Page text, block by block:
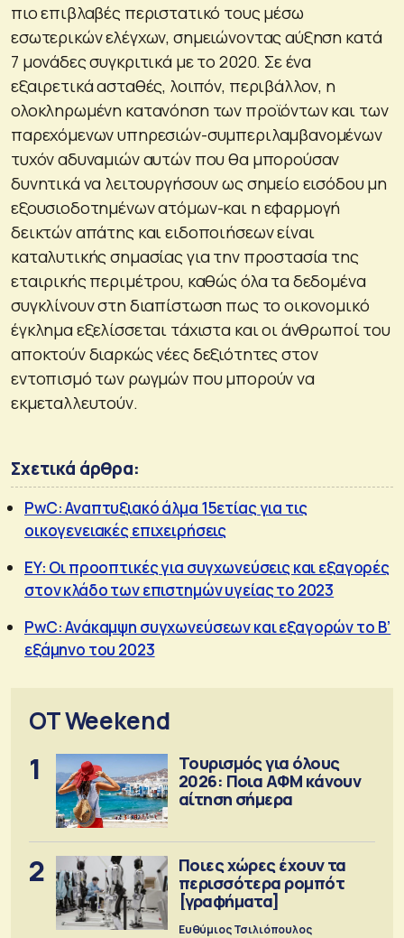
πιο επιβλαβές περιστατικό τους μέσω
εσωτερικών ελέγχων, σημειώνοντας αύξηση κατά
7 μονάδες συγκριτικά με το 2020. Σε ένα
εξαιρετικά ασταθές, λοιπόν, περιβάλλον, η
ολοκληρωμένη κατανόηση των προϊόντων και των
παρεχόμενων υπηρεσιών-συμπεριλαμβανομένων
τυχόν αδυναμιών αυτών που θα μπορούσαν
δυνητικά να λειτουργήσουν ως σημείο εισόδου μη
εξουσιοδοτημένων ατόμων-και η εφαρμογή
δεικτών απάτης και ειδοποιήσεων είναι
καταλυτικής σημασίας για την προστασία της
εταιρικής περιμέτρου, καθώς όλα τα δεδομένα
συγκλίνουν στη διαπίστωση πως το οικονομικό
έγκλημα εξελίσσεται τάχιστα και οι άνθρωποί του
αποκτούν διαρκώς νέες δεξιότητες στον
εντοπισμό των ρωγμών που μπορούν να
εκμεταλλευτούν.
Σχετικά άρθρα:
PwC: Αναπτυξιακό άλμα 15ετίας για τις
οικογενειακές επιχειρήσεις
EY: Οι προοπτικές για συγχωνεύσεις και εξαγορές
στον κλάδο των επιστημών υγείας το 2023
PwC: Ανάκαμψη συγχωνεύσεων και εξαγορών το Β’
εξάμηνο του 2023
OT Weekend
1
Τουρισμός για όλους
2026: Ποια ΑΦΜ κάνουν
αίτηση σήμερα
2
Ποιες χώρες έχουν τα
περισσότερα ρομπότ
[γραφήματα]
Ευθύμιος Τσιλιόπουλος